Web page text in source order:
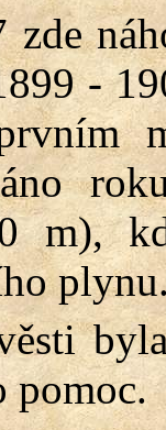
zde
-
m),
pomoc.